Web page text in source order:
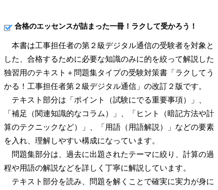
合格のエッセンスが詰まった一冊！ラクして受かろう！
本書は工事担任者の第２級デジタル通信の受験者を対象と
した、合格するために必要な知識のみに的を絞って解説した
独習用のテキスト＋問題集タイプの受験対策書「ラクしてう
かる！工事担任者第２級デジタル通信」の改訂２版です。
テキスト部分は「ポイント（試験にでる重要事項）」、
「補足（関連知識的なコラム）」、「ヒント（暗記方法や計
算のテクニックなど）」、「用語（用語解説）」などの要素
を入れ、理解しやすい構成になっています。
問題集部分は、過去に出題されたテーマに絞り、計算の過
程や用語の解説などを詳しく丁寧に解説しています。
テキスト部分を読み、問題を解くことで確実に実力が身に